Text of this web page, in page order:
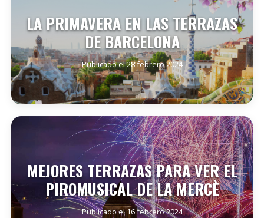
LA PRIMAVERA EN LAS TERRAZAS
DE BARCELONA
Publicado el 28 febrero 2024
SEGUIR LEYENDO
MEJORES TERRAZAS PARA VER EL
PIROMUSICAL DE LA MERCÈ
Publicado el 16 febrero 2024